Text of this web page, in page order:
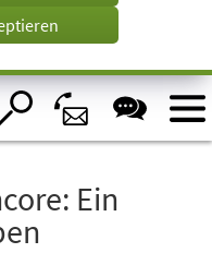
Ein